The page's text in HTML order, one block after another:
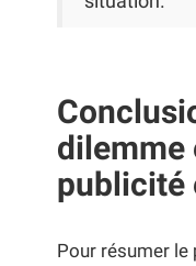
dilemme
publicité
Pour résumer